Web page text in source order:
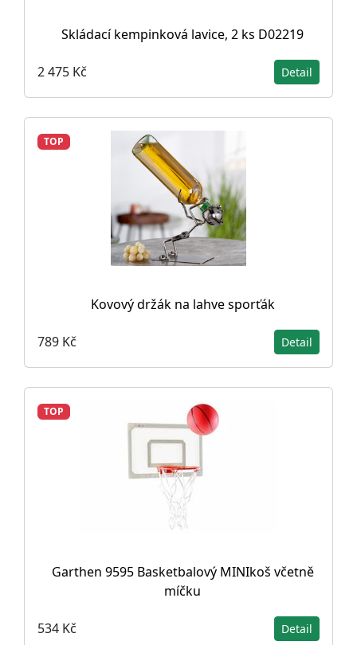
Skládací kempinková lavice, 2 ks D02219
2 475 Kč Detail
TOP
Kovový držák na lahve sporťák
789 Kč Detail
TOP
Garthen 9595 Basketbalový MINIkoš včetně
míčku
534 Kč Detail